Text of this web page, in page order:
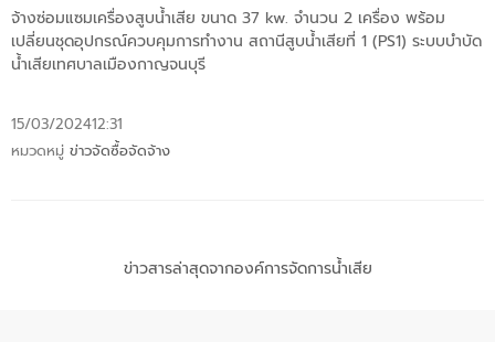
จ้างซ่อมแซมเครื่องสูบน้ำเสีย ขนาด 37 kw. จำนวน 2 เครื่อง พร้อม
เปลี่ยนชุดอุปกรณ์ควบคุมการทำงาน สถานีสูบน้ำเสียที่ 1 (PS1) ระบบบำบัด
น้ำเสียเทศบาลเมืองกาญจนบุรี
15/03/202412:31
หมวดหมู่ ข่าวจัดซื้อจัดจ้าง
ข่าวสารล่าสุดจากองค์การจัดการน้ำเสีย